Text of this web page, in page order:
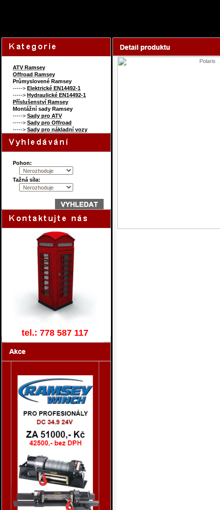
ATV Ramsey
Offroad Ramsey
Průmyslovené Ramsey
-----> Elektrické EN14492-1
-----> Hydraulické EN14492-1
Příslušenství Ramsey
Montážní sady Ramsey
-----> Sady pro ATV
-----> Sady pro Offroad
-----> Sady pro nákladní vozy
Pohon:
Tažná síla:
tel.: 778 587 117